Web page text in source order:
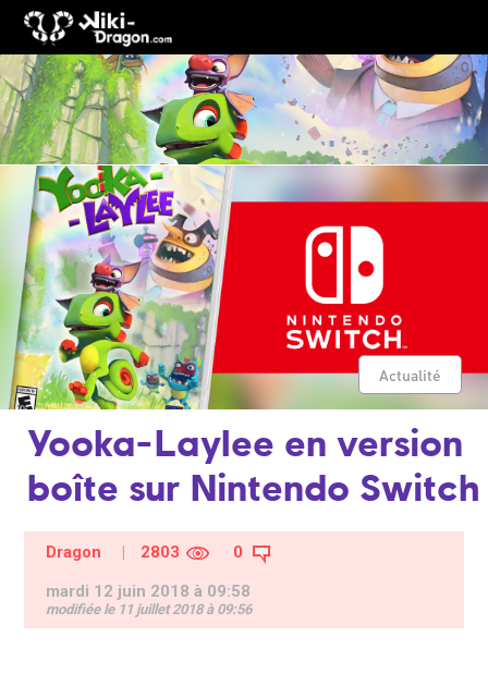
Actualité
Yooka-Laylee en version
boîte sur Nintendo Switch
Dragon | 2803
0
mardi 12 juin 2018 à 09:58
modifiée le 11 juillet 2018 à 09:56